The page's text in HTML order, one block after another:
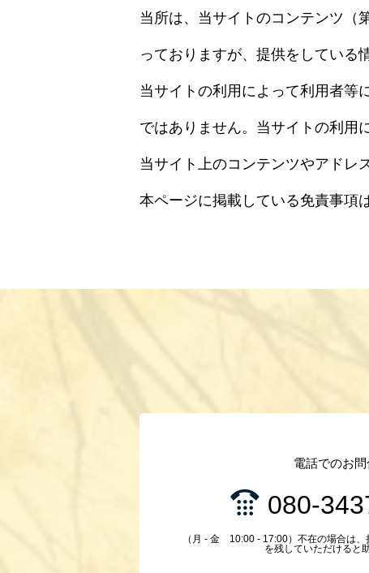
当所は、当サイトのコンテンツ（
っておりますが、提供をしている
当サイトの利用によって利用者等
ではありません。当サイトの利用
当サイト上のコンテンツやアドレ
本ページに掲載している免責事項
電話でのお
080-
（月 - 金 10:00 - 17:00）不在の場合は
を残していただけると